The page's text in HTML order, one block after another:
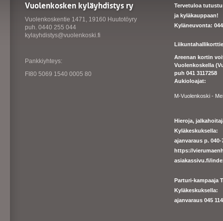
Vuolenkosken kyläyhdistys ry
Vuolenkoskentie 1471, 19160 Huutotöyry
puh. 0440 255 044
kylayhdistys@vuolenkoski.fi
Pankkiyhteys:
FI80 5069 1540 0005 80
Tervetuloa
ja kyläkauppaan!
Kyläneuvonta: 044
Areenan kortin
Vuolenkoskella
puh 041 3117258
Aukioloajat:
M-Vuolenkoski -
Hieroja,
Kyläkeskuksella:
ajanvaraus p.
https://
asiakassivu.fi/
Parturi-kampaaja
Kyläkeskuksella:
ajanvaraus 045